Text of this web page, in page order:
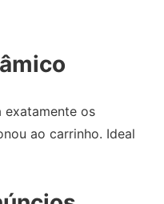
exatamente os
ao carrinho. Ideal